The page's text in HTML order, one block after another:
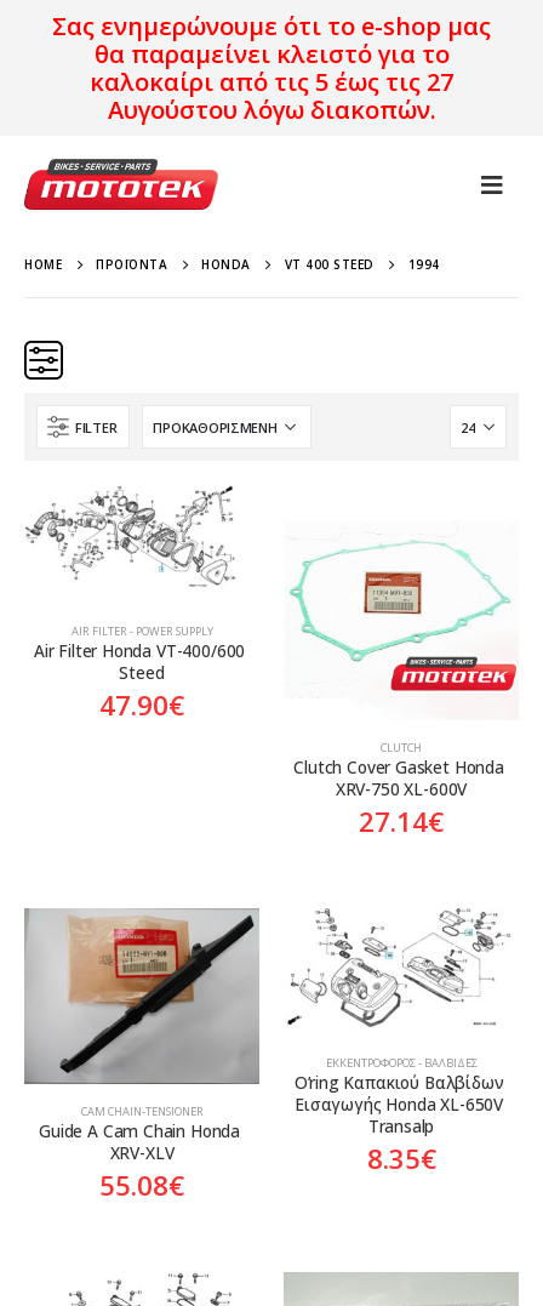
Σας ενημερώνουμε ότι το e-shop μας
θα παραμείνει κλειστό για το
καλοκαίρι από τις 5 έως τις 27
Αυγούστου λόγω διακοπών.
HOME ΠΡΟΪΌΝΤΑ HONDA VT 400 STEED 1994
Κατηγορίες
Προϊόν Προέλευση
Aftermarket Aftermarket
Genuine
FILTER
AIR FILTER - POWER SUPPLY
Air Filter Honda VT-400/600
Steed
47.90€
CLUTCH
Clutch Cover Gasket Honda
XRV-750 XL-600V
27.14€
CAM CHAIN-TENSIONER
Guide A Cam Chain Honda
XRV-XLV
55.08€
ΕΚΚΕΝΤΡΟΦΌΡΟΣ - ΒΑΛΒΊΔΕΣ
O’ring Καπακιού Βαλβίδων
Εισαγωγής Honda XL-650V
Transalp
8.35€